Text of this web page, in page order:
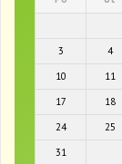
3
4
10
11
17
18
24
25
31